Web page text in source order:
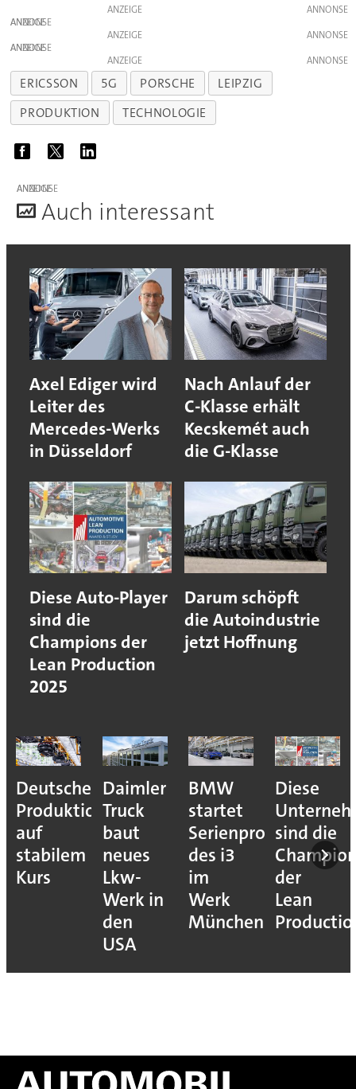
ANZEIGE
ANZEIGE
ANZEIGE
ANZEIGE
ANZEIGE
ERICSSON 5G PORSCHE
LEIPZIG
PRODUKTION
TECHNOLOGIE
ANZEIGE
Auch interessant
Axel Ediger wird
Leiter des
Mercedes-Werks
in Düsseldorf
Nach Anlauf der
C-Klasse erhält
Kecskemét auch
die G-Klasse
Diese Auto-Player
sind die
Champions der
Lean Production
2025
Darum schöpft
die Autoindustrie
jetzt Hoffnung
Deutsche
Produktion
auf
stabilem
Kurs
Daimler
Truck
baut
neues
Lkw-
Werk in
den
USA
BMW
startet
Serienproduktion
des i3
im
Werk
München
Diese
sind die
der
Lean